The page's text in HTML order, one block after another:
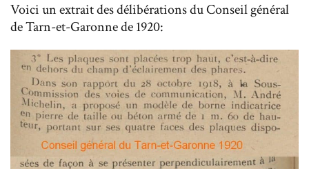
Voici un extrait des délibérations du Conseil général
de Tarn-et-Garonne de 1920: